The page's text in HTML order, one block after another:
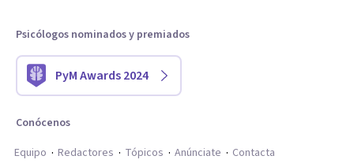
Psicólogos nominados y premiados
PyM Awards 2024
Conócenos
Equipo
Redactores Tópicos Anúnciate Contacta